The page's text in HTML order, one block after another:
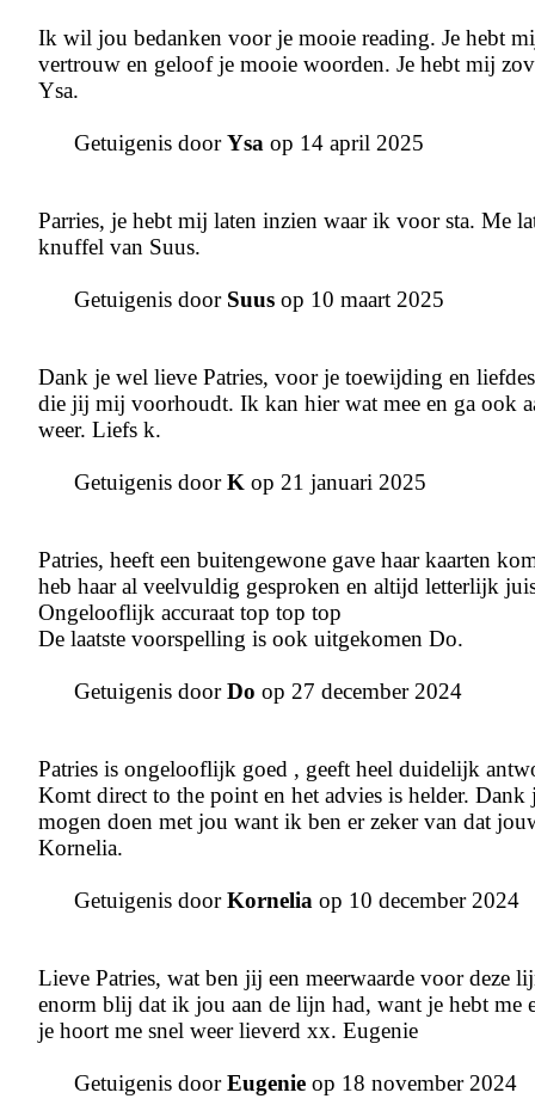
Ik wil jou bedanken voor je mooie reading. Je hebt
vertrouw en geloof je mooie woorden. Je hebt mij
Ysa.
Getuigenis doorYsa op 14 april 2025
Parries, je hebt mij laten inzien waar ik voor sta. Me
knuffel van Suus.
Getuigenis door Suus op 10 maart 2025
Dank je wel lieve Patries, voor je toewijding en
die jij mij voorhoudt. Ik kan hier wat mee en ga ook
weer. Liefs k.
Getuigenis doorK op 21 januari 2025
Patries, heeft een buitengewone gave haar kaarten
heb haar al veelvuldig gesproken en altijd letterlijk
Ongelooflijk accuraat top top top
De laatste voorspelling is ook uitgekomen Do.
Getuigenis doorDo op 27 december 2024
Patries is ongelooflijk goed , geeft heel duidelijk
Komt direct to the point en het advies is helder.
mogen doen met jou want ik ben er zeker van dat
Kornelia.
Getuigenis doorKornelia op 10 december 2024
Lieve Patries, wat ben jij een meerwaarde voor deze
enorm blij dat ik jou aan de lijn had, want je hebt me
je hoort me snel weer lieverd xx. Eugenie
Getuigenis doorEugenie op 18 november 2024